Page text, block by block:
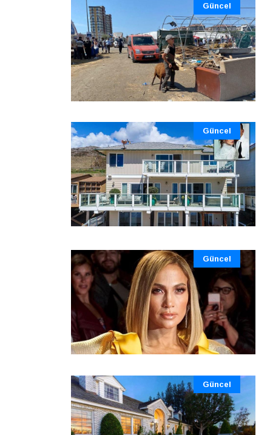
Güncel
Güncel
Güncel
Güncel